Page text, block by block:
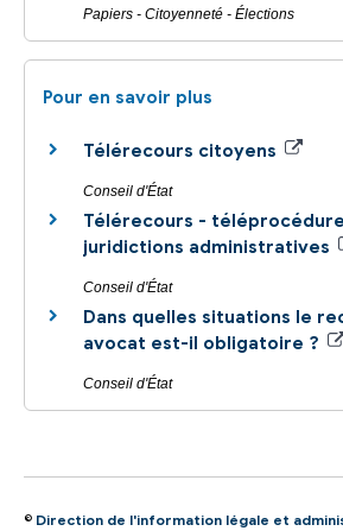
Papiers - Citoyenneté - Élections
Pour en savoir plus
Télérecours citoyens
Conseil d'État
Télérecours -
juridictions administratives
Conseil d'État
Dans quelles situations le
avocat est-il obligatoire ?
Conseil d'État
© Direction de l'information légale et